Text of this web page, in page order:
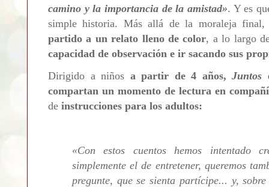
camino y la importancia de la amistad». Y es
simple historia. Más allá de la moraleja
partido a un relato lleno de color, a lo largo
capacidad de observación e ir sacando sus
Dirigido a niños a partir de 4 años,Juntos
compartan un momento de lectura en
de instrucciones para los adultos:
«Con estos cuentos hemos intentado
simplemente el de entretener, queremos
pregunte, que se sienta partícipe... y,